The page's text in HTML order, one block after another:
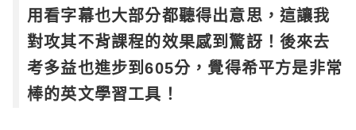
用看字幕也大部分都聽得出意思，這讓我
對攻其不背課程的效果感到驚訝！後來去
考多益也進步到605分，覺得希平方是非常
棒的英文學習工具！